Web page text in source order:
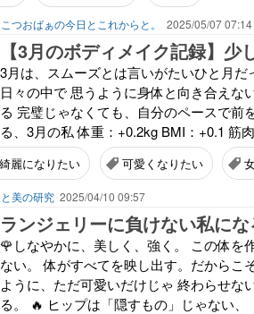
つおばぁの今日とこれからと。 2025/05/07 07:14
3月は、スムーズとは言いがたいひと月
日々の中で 思うように身体と向き合えな
る 完璧じゃなくても、自分のペースで前
る、3月の私 体重：+0.2kg BMI：+0.1 筋
綺麗になりたい 可愛くなりたい
美の研究 2025/04/10 09:57
ランジェリーに負けない私にな
🌹しなやかに、美しく、強く。 この体を
ない。 体がすべてを映し出す。だからこ
ように、ただ可愛いだけじゃ 終わらせな
る。 🔥 ヒップは「隠すもの」じゃない、